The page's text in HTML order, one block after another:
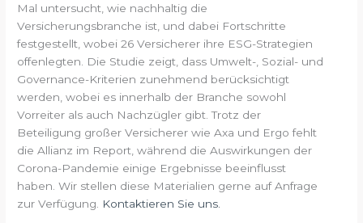
Mal untersucht, wie nachhaltig die
Versicherungsbranche ist, und dabei Fortschritte
festgestellt, wobei 26 Versicherer ihre ESG-Strategien
offenlegten. Die Studie zeigt, dass Umwelt-, Sozial- und
Governance-Kriterien zunehmend berücksichtigt
werden, wobei es innerhalb der Branche sowohl
Vorreiter als auch Nachzügler gibt. Trotz der
Beteiligung großer Versicherer wie Axa und Ergo fehlt
die Allianz im Report, während die Auswirkungen der
Corona-Pandemie einige Ergebnisse beeinflusst
haben. Wir stellen diese Materialien gerne auf Anfrage
zur Verfügung.
Kontaktieren Sie uns.